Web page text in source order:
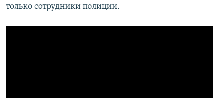
только сотрудники полиции.